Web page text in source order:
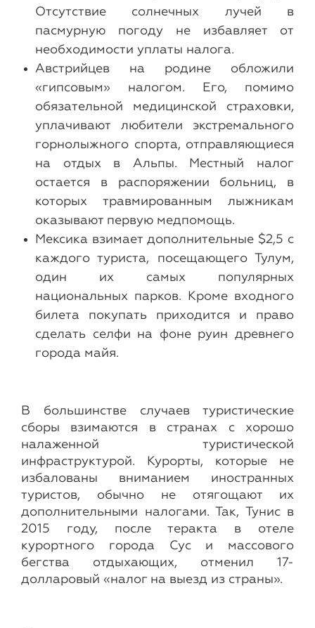
Отсутствие солнечных лучей в
пасмурную погоду не избавляет от
необходимости уплаты налога.
Австрийцев на родине обложили
«гипсовым» налогом. Его, помимо
обязательной медицинской страховки,
уплачивают любители экстремального
горнолыжного спорта, отправляющиеся
на отдых в Альпы. Местный налог
остается в распоряжении больниц, в
которых травмированным лыжникам
оказывают первую медпомощь.
Мексика взимает дополнительные $2,5 с
каждого туриста, посещающего Тулум,
один их самых популярных
национальных парков. Кроме входного
билета покупать приходится и право
сделать селфи на фоне руин древнего
города майя.
В большинстве случаев туристические
сборы взимаются в странах с хорошо
налаженной туристической
инфраструктурой. Курорты, которые не
избалованы вниманием иностранных
туристов, обычно не отягощают их
дополнительными налогами. Так, Тунис в
2015 году, после теракта в отеле
курортного города Сус и массового
бегства отдыхающих, отменил 17-
долларовый «налог на выезд из страны».